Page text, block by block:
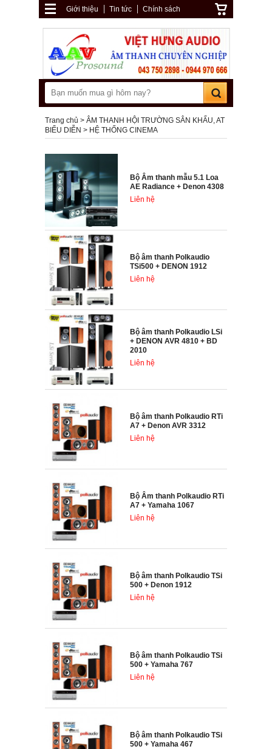
Giới thiệu Tin tức Chính sách
Trang chủ
ÂM THANH HỘI TRƯỜNG SÂN KHẤU, AT
BIỂU DIỄN
HỆ THỐNG CINEMA
Bộ Âm thanh mẫu 5.1 Loa
AE Radiance + Denon 4308
Liên hệ
Bộ âm thanh Polkaudio
TSi500 + DENON 1912
Liên hệ
Bộ âm thanh Polkaudio LSi
+ DENON AVR 4810 + BD
2010
Liên hệ
Bộ âm thanh Polkaudio RTi
A7 + Denon AVR 3312
Liên hệ
Bộ Âm thanh Polkaudio RTi
A7 + Yamaha 1067
Liên hệ
Bộ âm thanh Polkaudio TSi
500 + Denon 1912
Liên hệ
Bộ âm thanh Polkaudio TSi
500 + Yamaha 767
Liên hệ
Bộ âm thanh Polkaudio TSi
500 + Yamaha 467